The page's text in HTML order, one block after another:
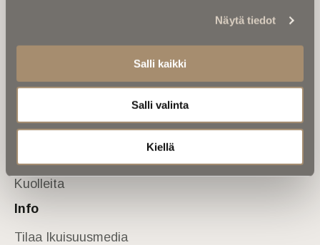
Näytä tiedot
Salli kaikki
Salli valinta
Kiellä
Muistokirjoituksia
Kuolema koskettaa
Asiantuntijoilta
Kuolleita
Info
Tilaa Ikuisuusmedia